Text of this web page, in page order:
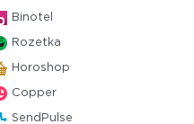
Binotel
Rozetka
Horoshop
Copper
SendPulse